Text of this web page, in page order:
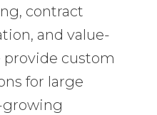
contract
and value-
provide custom
for large
growing